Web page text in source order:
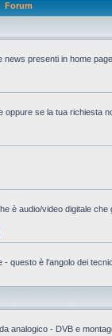
Forum
presenti in home
se la tua richiesta
è audio/video digitale
- questo è l'angolo dei
analogico - DVB e